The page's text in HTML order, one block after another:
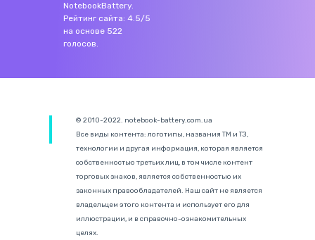
NotebookBattery.
Рейтинг сайта: 4.5/5
на основе 522
голосов.
© 2010-2022. notebook-battery.com.ua
Все виды контента: логотипы, названия ТМ и ТЗ,
технологии и другая информация, которая является
собственностью третьих лиц, в том числе контент
торговых знаков, является собственностью их
законных правообладателей. Наш сайт не является
владельцем этого контента и использует его для
иллюстрации, и в справочно-ознакомительных
целях.